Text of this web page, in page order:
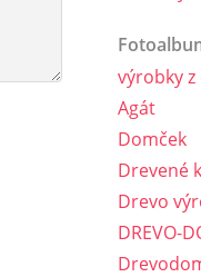
výrobky z
Agát
Domček
Drevené
Drevo
DREVO-